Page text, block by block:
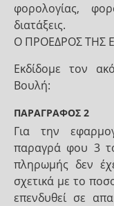
φορολογίας,
διατάξεις.
Ο ΠΡΟΕΔΡΟΣ ΤΗΣ
Εκδίδομε τον
Βουλή:
ΠΑΡΑΓΡΑΦΟΣ 2
Για την
παραγρά­ φου 3
πληρωμής δεν
σχετικά με το
επενδυθεί σε